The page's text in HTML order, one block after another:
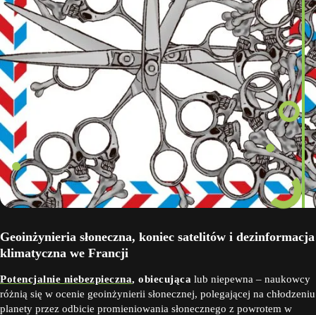
Geoinżynieria słoneczna, koniec satelitów i dezinformacja
klimatyczna we Francji
Potencjalnie niebezpieczna, obiecująca lub niepewna – naukowcy
różnią się w ocenie geoinżynierii słonecznej, polegającej na chłodzeniu
planety przez odbicie promieniowania słonecznego z powrotem w